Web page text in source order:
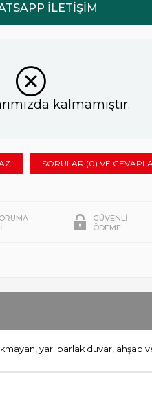
kalmamıştır.
SORULAR (0) VE
GÜVENLİ
ÖDEME
yarı parlak duvar, ahşap